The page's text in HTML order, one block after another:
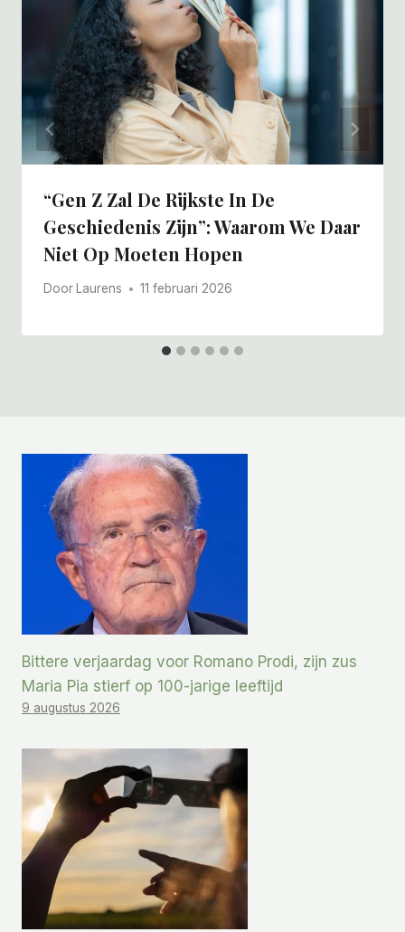
“Gen Z Zal De Rijkste In De
Geschiedenis Zijn”: Waarom We Daar
Niet Op Moeten Hopen
Door Laurens 11 februari 2026
Bittere verjaardag voor Romano Prodi, zijn zus
Maria Pia stierf op 100-jarige leeftijd
9 augustus 2026